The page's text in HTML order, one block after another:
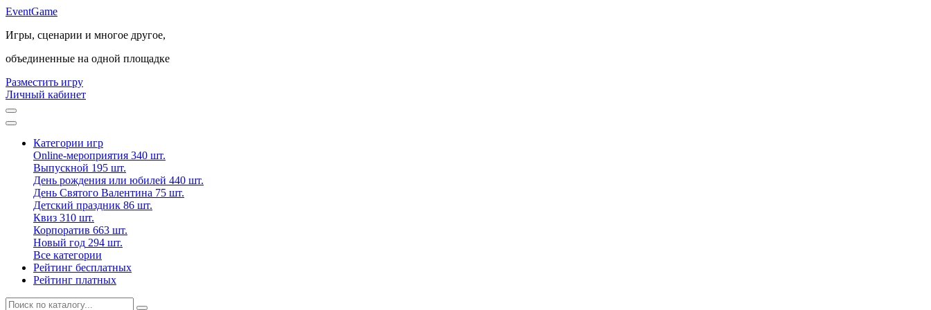
EventGame
Игры, сценарии и многое другое,
объединенные на одной площадке
Разместить игру
Личный кабинет
Категории игр
Online-мероприятия 340 шт.
Выпускной 195 шт.
День рождения или юбилей 440 шт.
День Святого Валентина 75 шт.
Детский праздник 86 шт.
Квиз 310 шт.
Корпоратив 663 шт.
Новый год 294 шт.
Все категории
Рейтинг бесплатных
Рейтинг платных